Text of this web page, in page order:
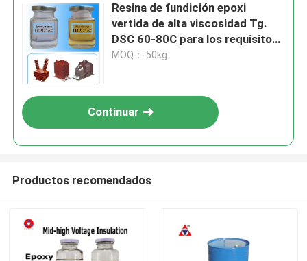
Resina de fundición epoxi
vertida de alta viscosidad Tg.
DSC 60-80C para los requisitos
del cliente
MOQ： 50kg
Continuar
Productos recomendados